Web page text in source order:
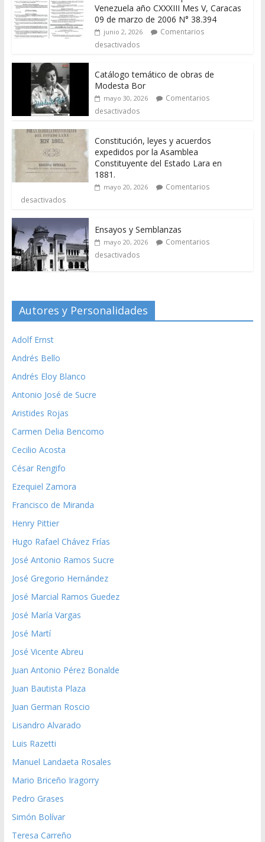
Venezuela año CXXXIII Mes V, Caracas
09 de marzo de 2006 N° 38.394
junio 2, 2026
Comentarios
desactivados
Catálogo temático de obras de
Modesta Bor
mayo 30, 2026
Comentarios
desactivados
Constitución, leyes y acuerdos
expedidos por la Asamblea
Constituyente del Estado Lara en
1881.
mayo 20, 2026
Comentarios
desactivados
Ensayos y Semblanzas
mayo 20, 2026
Comentarios
desactivados
Autores y Personalidades
Adolf Ernst
Andrés Bello
Andrés Eloy Blanco
Antonio José de Sucre
Aristides Rojas
Carmen Delia Bencomo
Cecilio Acosta
César Rengifo
Ezequiel Zamora
Francisco de Miranda
Henry Pittier
Hugo Rafael Chávez Frías
José Antonio Ramos Sucre
José Gregorio Hernández
José Marcial Ramos Guedez
José María Vargas
José Martí
José Vicente Abreu
Juan Antonio Pérez Bonalde
Juan Bautista Plaza
Juan German Roscio
Lisandro Alvarado
Luis Razetti
Manuel Landaeta Rosales
Mario Briceño Iragorry
Pedro Grases
Simón Bolívar
Teresa Carreño